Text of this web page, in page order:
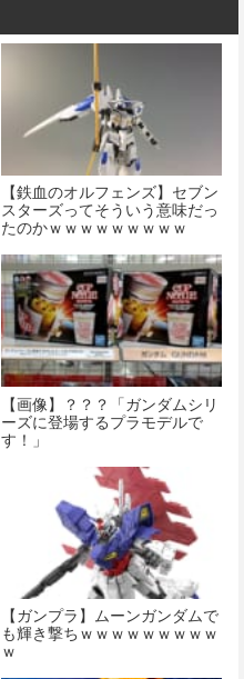
【鉄血のオルフェンズ】セブン
スターズってそういう意味だっ
たのかｗｗｗｗｗｗｗｗｗ
【画像】？？？「ガンダムシリ
ーズに登場するプラモデルで
す！」
【ガンプラ】ムーンガンダムで
も輝き撃ちｗｗｗｗｗｗｗｗｗ
ｗ